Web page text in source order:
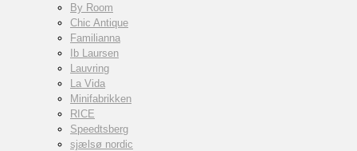
By Room
Chic Antique
Familianna
Ib Laursen
Lauvring
La Vida
Minifabrikken
RICE
Speedtsberg
sjælsø nordic